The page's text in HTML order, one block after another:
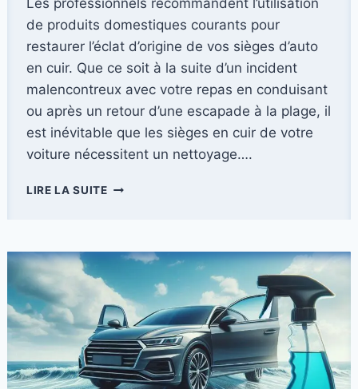
Les professionnels recommandent l’utilisation
de produits domestiques courants pour
restaurer l’éclat d’origine de vos sièges d’auto
en cuir. Que ce soit à la suite d’un incident
malencontreux avec votre repas en conduisant
ou après un retour d’une escapade à la plage, il
est inévitable que les sièges en cuir de votre
voiture nécessitent un nettoyage….
LIRE LA SUITECOMMENT
D’AUTO
CUIR